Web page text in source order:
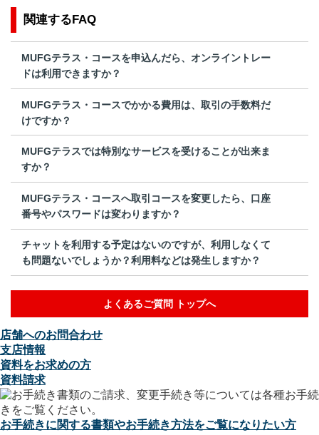
関連するFAQ
MUFGテラス・コースを申込んだら、オンライントレー
ドは利用できますか？
MUFGテラス・コースでかかる費用は、取引の手数料だ
けですか？
MUFGテラスでは特別なサービスを受けることが出来ま
すか？
MUFGテラス・コースへ取引コースを変更したら、口座
番号やパスワードは変わりますか？
チャットを利用する予定はないのですが、利用しなくて
も問題ないでしょうか？利用料などは発生しますか？
よくあるご質問 トップへ
店舗へのお問合わせ
支店情報
資料をお求めの方
資料請求
お手続きに関する書類やお手続き方法をご覧になりたい方